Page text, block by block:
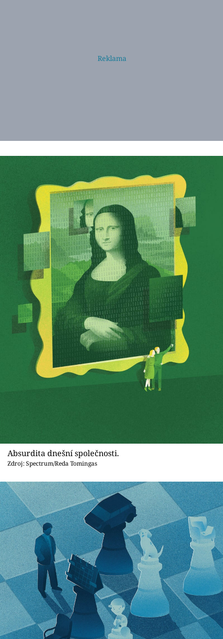
Absurdita dnešní společnosti.
Zdroj: Spectrum/Reda Tomingas